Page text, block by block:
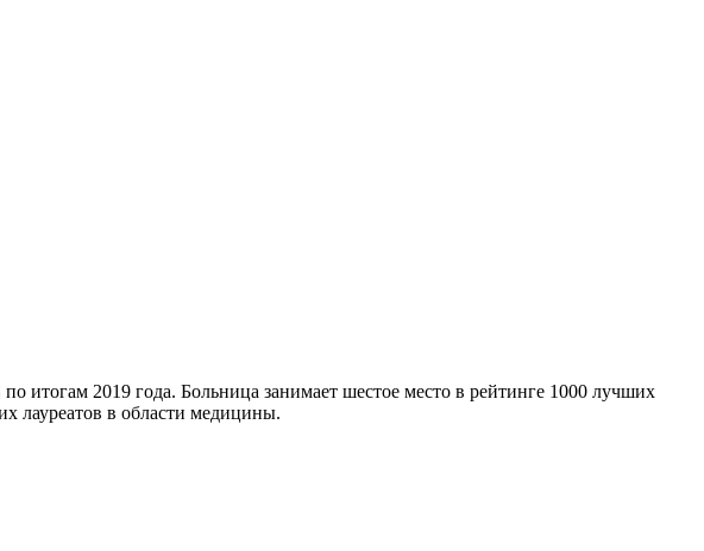
итогам 2019 года. Больница занимает шестое место в рейтинге 1000 лучших
лауреатов в области медицины.